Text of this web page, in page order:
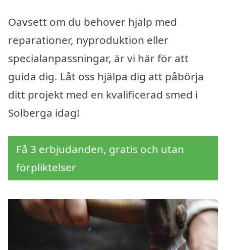
Oavsett om du behöver hjälp med
reparationer, nyproduktion eller
specialanpassningar, är vi här för att
guida dig. Låt oss hjälpa dig att påbörja
ditt projekt med en kvalificerad smed i
Solberga idag!
Få 3 erbjudanden, gratis och utan
förpliktelser